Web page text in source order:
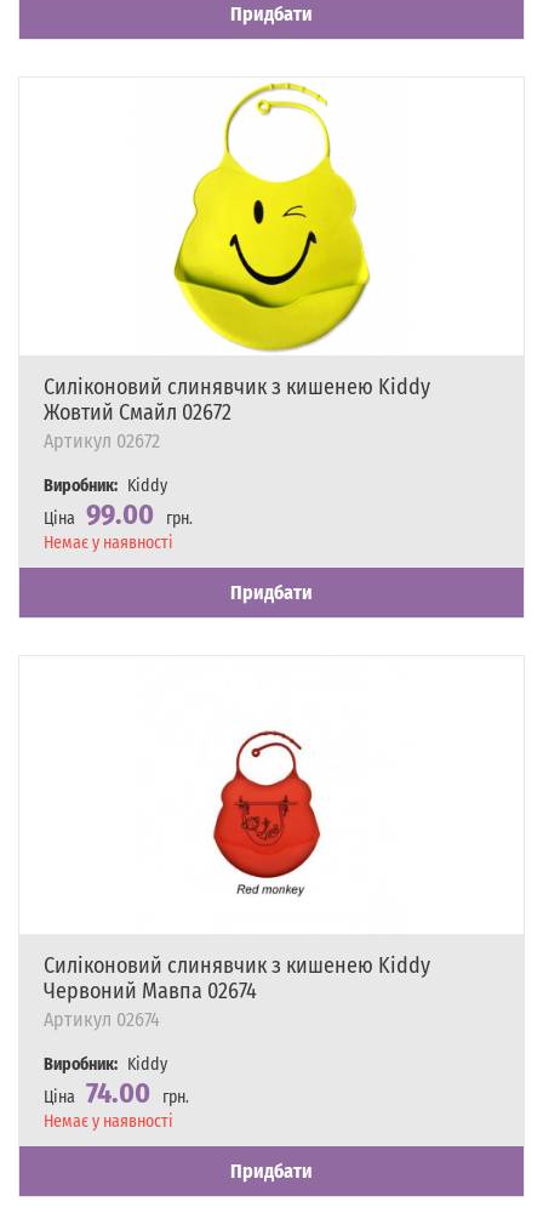
Придбати
Силіконовий слинявчик з кишенею Kiddy
Жовтий Смайл 02672
Артикул 02672
Виробник: Kiddy
Ціна 99.00
грн.
Наявність
Немає у наявності
Придбати
Силіконовий слинявчик з кишенею Kiddy
Червоний Мавпа 02674
Артикул 02674
Виробник: Kiddy
Ціна 74.00
грн.
Наявність
Немає у наявності
Придбати